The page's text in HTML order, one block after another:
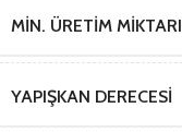
MIN. ÜRETIM MIKTARI
YAPIŞKAN DERECESI